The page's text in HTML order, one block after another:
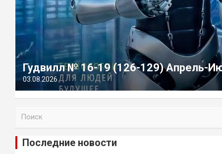
Гудвилл № 16-19 (126-129) Апрель-
03.08.2026
и
Последние новости